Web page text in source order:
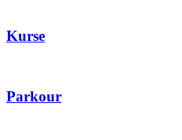
Kurse
Parkour